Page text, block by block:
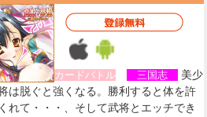
カードバトル 三国志
美少
は脱ぐと強くなる。勝利すると体を許
れて・・・、そして武将とエッチでき